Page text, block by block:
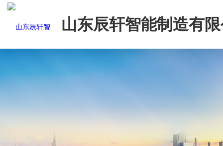
山东辰轩智能制造有